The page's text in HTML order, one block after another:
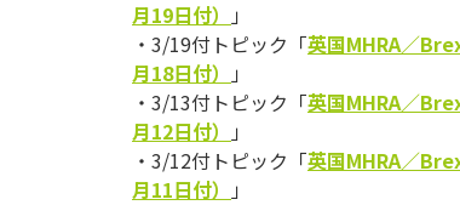
月19日付）
」
・3/19付トピック「英国MHRA／
月18日付）
」
・3/13付トピック「英国MHRA／
月12日付）
」
・3/12付トピック「英国MHRA／
月11日付）
」